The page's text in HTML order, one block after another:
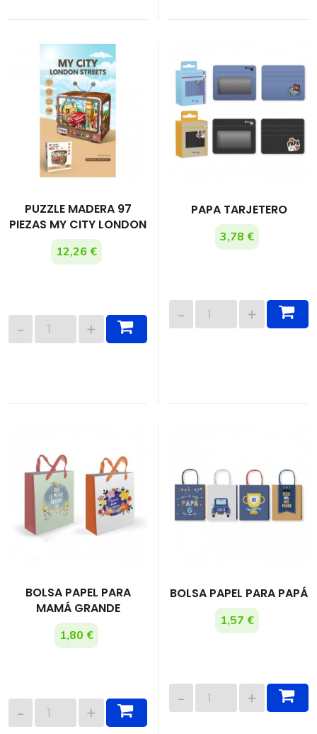
PUZZLE MADERA 97
PIEZAS MY CITY LONDON
12,26 €
PAPA TARJETERO
3,78 €
BOLSA PAPEL PARA
MAMÁ GRANDE
1,80 €
BOLSA PAPEL PARA PAPÁ
1,57 €